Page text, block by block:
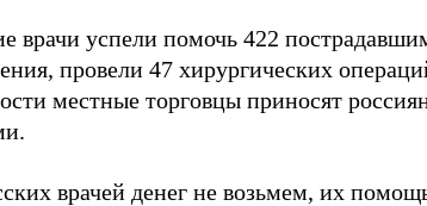
врачи успели помочь 422
провели 47 хирургических
местные торговцы приносят
врачей денег не возьмем, их